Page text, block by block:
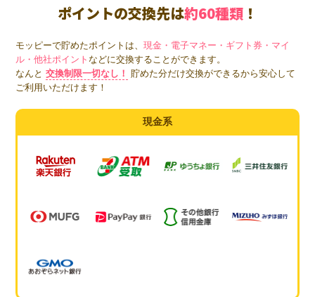
ポイントの交換先は約60種類 ！
モッピーで貯めたポイントは、現金・電子マネー・ギフト券・マイ
ル・他社ポイントなどに交換することができます。
なんと 交換制限一切なし！
貯めた分だけ交換ができるから安心して
ご利用いただけます！
現金系